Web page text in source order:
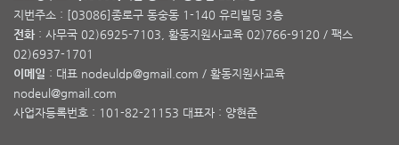
지번주소 : [03086]종로구 동숭동 1-140 유리빌딩 3층
전화 : 사무국 02)6925-7103, 활동지원사교육 02)766-9120 / 팩스
02)6937-1701
이메일 : 대표 nodeuldp@gmail.com / 활동지원사교육
nodeul@gmail.com
사업자등록번호 : 101-82-21153 대표자 : 양현준